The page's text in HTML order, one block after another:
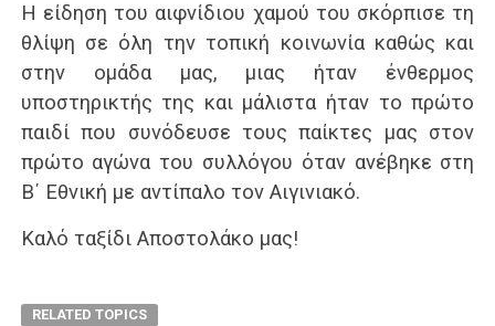
Η είδηση του αιφνίδιου χαμού του σκόρπισε τη
θλίψη σε όλη την τοπική κοινωνία καθώς και
στην ομάδα μας, μιας ήταν ένθερμος
υποστηρικτής της και μάλιστα ήταν το πρώτο
παιδί που συνόδευσε τους παίκτες μας στον
πρώτο αγώνα του συλλόγου όταν ανέβηκε στη
Β΄ Εθνική με αντίπαλο τον Αιγινιακό.
Καλό ταξίδι Αποστολάκο μας!
RELATED TOPICS